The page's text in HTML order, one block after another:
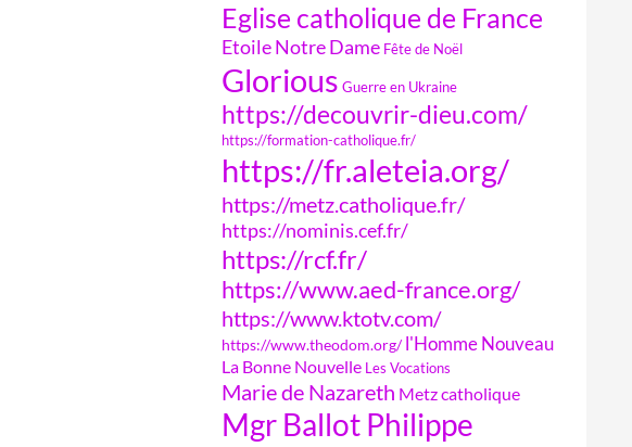
Eglise catholique de France
Etoile Notre Dame Fête de Noël
Glorious Guerre en Ukraine
https://decouvrir-dieu.com/
https://formation-catholique.fr/
https://fr.aleteia.org/
https://metz.catholique.fr/
https://nominis.cef.fr/
https://rcf.fr/
https://www.aed-france.org/
https://www.ktotv.com/
https://www.theodom.org/ l'Homme Nouveau
La Bonne Nouvelle Les Vocations
Marie de Nazareth Metz catholique
Mgr Ballot Philippe